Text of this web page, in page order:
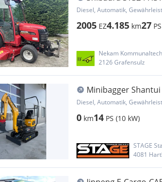
Agrarfahrzeug
Diesel, Automatik,
2005 EZ4.185 km27
Nekam
2126 Grafensulz
Minibagger Shantui
Schnel... Baumaschine
Diesel, Automatik,
0 km14 PS (10 kW)
STAGE
4081